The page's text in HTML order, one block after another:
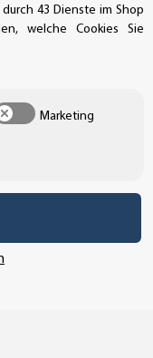
43 Dienste im Shop
welche Cookies Sie
Marketing